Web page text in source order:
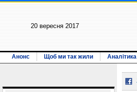
20 вересня 2017
Анонс Щоб ми так жили Аналітика